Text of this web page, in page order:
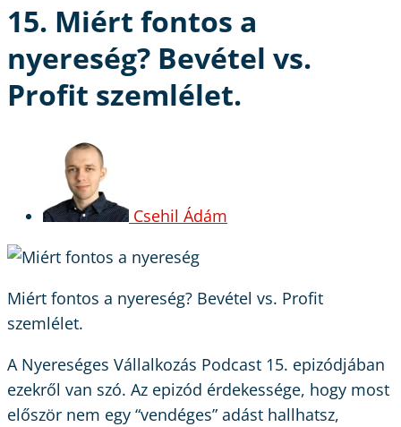
15. Miért fontos a
nyereség? Bevétel vs.
Profit szemlélet.
Csehil Ádám
Miért fontos a nyereség? Bevétel vs. Profit
szemlélet.
A Nyereséges Vállalkozás Podcast 15. epizódjában
ezekről van szó. Az epizód érdekessége, hogy most
először nem egy “vendéges” adást hallhatsz,